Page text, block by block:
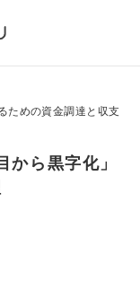
ための資金調達と収支
ら黒字化」